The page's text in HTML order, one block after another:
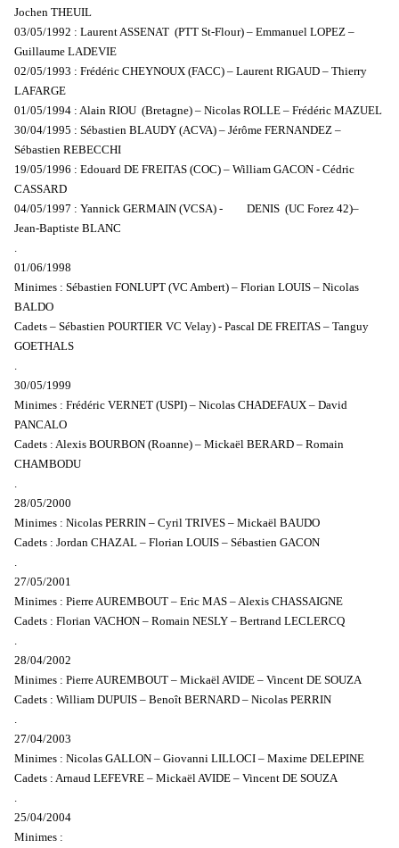
Jochen THEUIL
03/05/1992 : Laurent ASSENAT (PTT St-Flour) – Emmanuel LOPEZ –
Guillaume LADEVIE
02/05/1993 : Frédéric CHEYNOUX (FACC) – Laurent RIGAUD – Thierry
LAFARGE
01/05/1994 : Alain RIOU (Bretagne) – Nicolas ROLLE – Frédéric MAZUEL
30/04/1995 : Sébastien BLAUDY (ACVA) – Jérôme FERNANDEZ –
Sébastien REBECCHI
19/05/1996 : Edouard DE FREITAS (COC) – William GACON - Cédric
CASSARD
04/05/1997 : Yannick GERMAIN (VCSA) - DENIS (UC Forez 42)–
Jean-Baptiste BLANC
01/06/1998
Minimes : Sébastien FONLUPT (VC Ambert) – Florian LOUIS – Nicolas
BALDO
Cadets – Sébastien POURTIER VC Velay) - Pascal DE FREITAS – Tanguy
GOETHALS
30/05/1999
Minimes : Frédéric VERNET (USPI) – Nicolas CHADEFAUX – David
PANCALO
Cadets : Alexis BOURBON (Roanne) – Mickaël BERARD – Romain
CHAMBODU
28/05/2000
Minimes : Nicolas PERRIN – Cyril TRIVES – Mickaël BAUDO
Cadets : Jordan CHAZAL – Florian LOUIS – Sébastien GACON
27/05/2001
Minimes : Pierre AUREMBOUT – Eric MAS – Alexis CHASSAIGNE
Cadets : Florian VACHON – Romain NESLY – Bertrand LECLERCQ
28/04/2002
Minimes : Pierre AUREMBOUT – Mickaël AVIDE – Vincent DE SOUZA
Cadets : William DUPUIS – Benoît BERNARD – Nicolas PERRIN
27/04/2003
Minimes : Nicolas GALLON – Giovanni LILLOCI – Maxime DELEPINE
Cadets : Arnaud LEFEVRE – Mickaël AVIDE – Vincent DE SOUZA
25/04/2004
Minimes :